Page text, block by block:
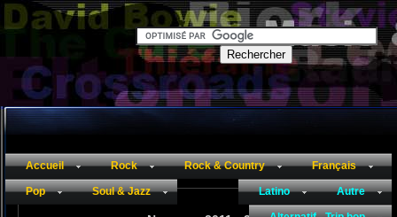
Accueil Rock Rock & Country Français
Pop Soul & Jazz Autre
Latino
Music.aidemac.net